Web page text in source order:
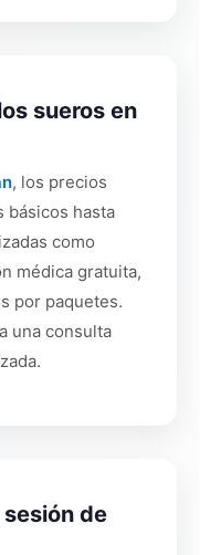
sueros en
, los precios
básicos hasta
como
médica gratuita,
por paquetes.
una consulta
de